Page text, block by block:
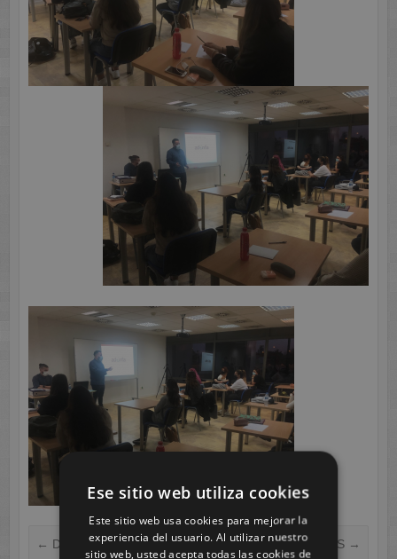
← Dinámicas primavera SOLIDARIOS →
Ese sitio web utiliza cookies
Este sitio web usa cookies para mejorar la
experiencia del usuario. Al utilizar nuestro
sitio web, usted acepta todas las cookies de